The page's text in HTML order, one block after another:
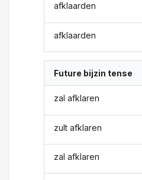
afklaarden
afklaarden
Future bijzin tense
zal afklaren
zult afklaren
zal afklaren